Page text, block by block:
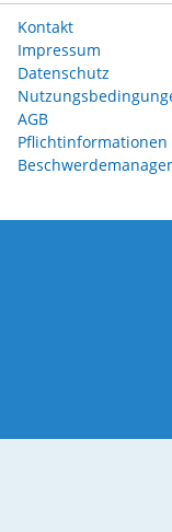
Kontakt
Impressum
Datenschutz
AGB
Pflichtinformationen